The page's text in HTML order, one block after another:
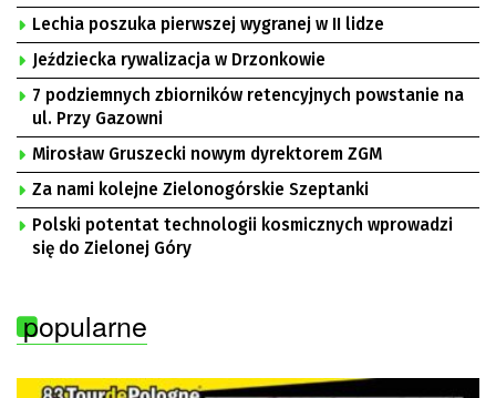
Lechia poszuka pierwszej wygranej w II lidze
Jeździecka rywalizacja w Drzonkowie
7 podziemnych zbiorników retencyjnych powstanie na
ul. Przy Gazowni
Mirosław Gruszecki nowym dyrektorem ZGM
Za nami kolejne Zielonogórskie Szeptanki
Polski potentat technologii kosmicznych wprowadzi
się do Zielonej Góry
popularne